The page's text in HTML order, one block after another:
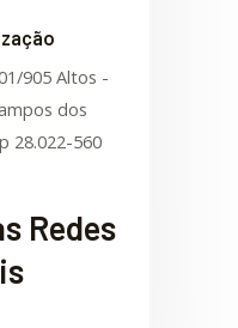
905 Altos -
dos
28.022-560
Redes